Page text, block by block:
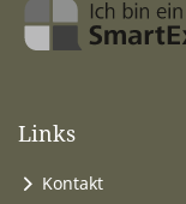
Links
Kontakt